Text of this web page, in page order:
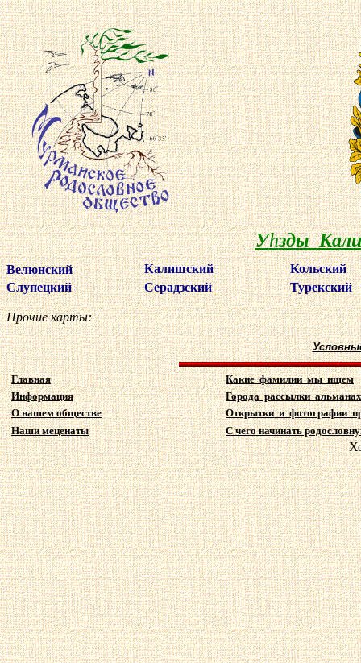
Уhзды
Велюнский Калишский
Кольский
Слупецкий
Серадзский Турекский
Прочие карты:
Главная
Какие фамилии мы ищем
Информация
Города рассылки
О нашем обществе
Открытки и фотографии
Наши меценаты
С чего начинать